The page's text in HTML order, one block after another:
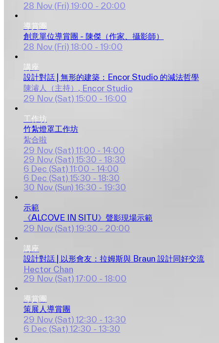
28 Nov (Fri) 19:00 - 20:00
導賞團
創意單位導賞團 - 陳傑（作家、攝影師）
28 Nov (Fri) 18:00 - 19:00
講座
設計對話 | 無形的建築：Encor Studio 的減法哲學
陳濬人（主持）
Encor Studio
29 Nov (Sat) 15:00 - 16:00
工作坊
竹紮燈罩工作坊
紮合啦
29 Nov (Sat) 11:00 - 14:00
29 Nov (Sat) 15:30 - 18:30
6 Dec (Sat) 11:00 - 14:00
6 Dec (Sat) 15:30 - 18:30
30 Nov (Sun) 16:30 - 19:30
示範
《ALCOVE IN SITU》聲影現場示範
29 Nov (Sat) 19:30 - 20:00
講座
設計對話 | 以形會友：拉姆斯與 Braun 設計同好交流
Hector Chan
29 Nov (Sat) 17:00 - 18:00
導賞團
策展人導賞團
29 Nov (Sat) 12:30 - 13:30
6 Dec (Sat) 12:30 - 13:30